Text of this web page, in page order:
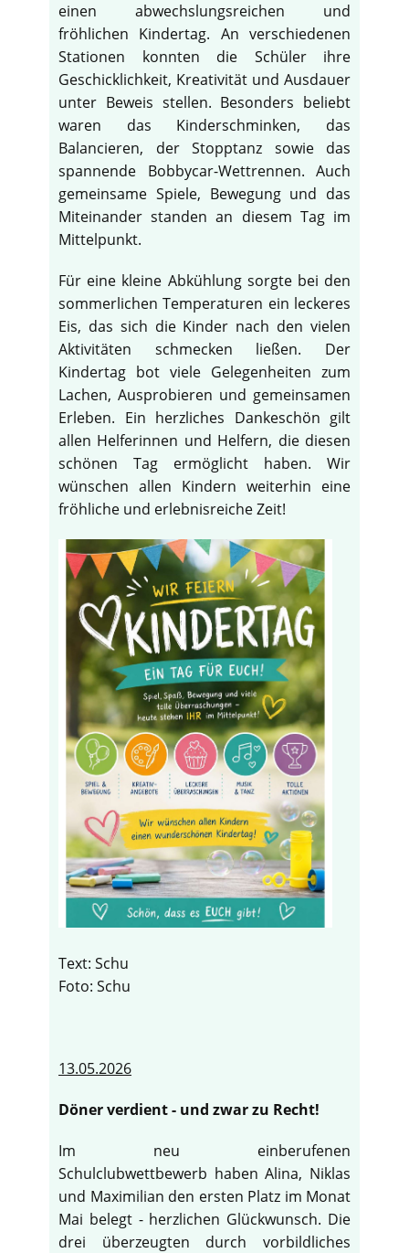
einen abwechslungsreichen und
fröhlichen Kindertag. An verschiedenen
Stationen konnten die Schüler ihre
Geschicklichkeit, Kreativität und Ausdauer
unter Beweis stellen. Besonders beliebt
waren das Kinderschminken, das
Balancieren, der Stopptanz sowie das
spannende Bobbycar-Wettrennen. Auch
gemeinsame Spiele, Bewegung und das
Miteinander standen an diesem Tag im
Mittelpunkt.
Für eine kleine Abkühlung sorgte bei den
sommerlichen Temperaturen ein leckeres
Eis, das sich die Kinder nach den vielen
Aktivitäten schmecken ließen. Der
Kindertag bot viele Gelegenheiten zum
Lachen, Ausprobieren und gemeinsamen
Erleben. Ein herzliches Dankeschön gilt
allen Helferinnen und Helfern, die diesen
schönen Tag ermöglicht haben. Wir
wünschen allen Kindern weiterhin eine
fröhliche und erlebnisreiche Zeit!
Text: Schu
Foto: Schu
13.05.2026
Döner verdient - und zwar zu Recht!
Im neu einberufenen
Schulclubwettbewerb haben Alina, Niklas
und Maximilian den ersten Platz im Monat
Mai belegt - herzlichen Glückwunsch. Die
drei überzeugten durch vorbildliches